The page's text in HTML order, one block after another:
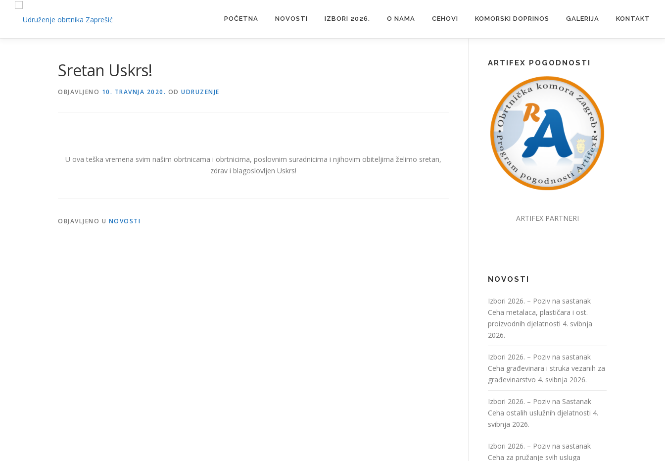
POČETNA NOVOSTI IZBORI 2026. O NAMA CEHOVI KOMORSKI DOPRINOS GALERIJA KONTAKT
Sretan Uskrs!
OBJAVLJENO 10. TRAVNJA 2020. OD UDRUZENJE
U ova teška vremena svim našim obrtnicama i obrtnicima, poslovnim suradnicima i njihovim obiteljima želimo sretan,
zdrav i blagoslovljen Uskrs!
OBJAVLJENO U NOVOSTI
ARTIFEX POGODNOSTI
ARTIFEX PARTNERI
NOVOSTI
Izbori 2026. – Poziv na sastanak
Ceha metalaca, plastičara i ost.
proizvodnih djelatnosti 4. svibnja
2026.
Izbori 2026. – Poziv na sastanak
Ceha građevinara i struka vezanih za
građevinarstvo 4. svibnja 2026.
Izbori 2026. – Poziv na Sastanak
Ceha ostalih uslužnih djelatnosti 4.
svibnja 2026.
Izbori 2026. – Poziv na sastanak
Ceha za pružanje svih usluga